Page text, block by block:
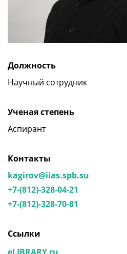
Должность
Научный сотрудник
Ученая степень
Аспирант
Контакты
kagirov@iias.spb.su
+7-(812)-328-04-21
+7-(812)-328-70-81
Ссылки